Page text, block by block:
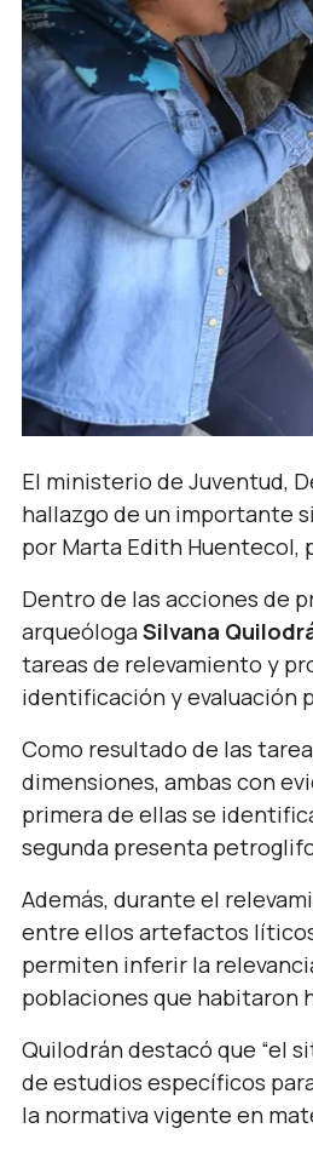
El ministerio de Juventud,
hallazgo de un importante
por Marta Edith Huentecol,
Dentro de las acciones de
arqueólogaSilvana
tareas de relevamiento y
identificación y evaluación
Como resultado de las
dimensiones, ambas con
primera de ellas se
segunda presenta
Además, durante el
entre ellos artefactos
permiten inferir la
poblaciones que habitaron
Quilodrán destacó que “el
de estudios específicos
la normativa vigente en